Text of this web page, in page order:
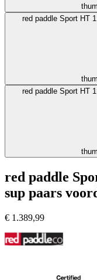
red paddle Sport HT
red paddle Sport HT
red paddle
sup paars
€ 1.389,99